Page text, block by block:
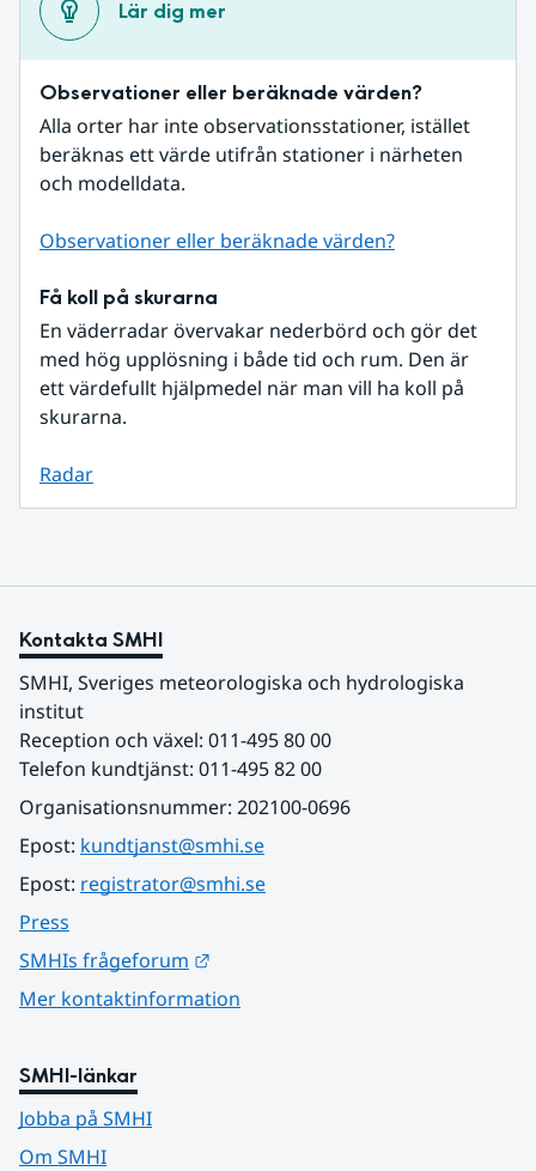
Lär dig mer
Observationer eller beräknade värden?
Alla orter har inte observationsstationer, istället
beräknas ett värde utifrån stationer i närheten
och modelldata.
Observationer eller beräknade värden?
Få koll på skurarna
En väderradar övervakar nederbörd och gör det
med hög upplösning i både tid och rum. Den är
ett värdefullt hjälpmedel när man vill ha koll på
skurarna.
Radar
Kontakta SMHI
SMHI, Sveriges meteorologiska och hydrologiska
institut
Reception och växel: 011-495 80 00
Telefon kundtjänst: 011-495 82 00
Organisationsnummer: 202100-0696
Epost: kundtjanst@smhi.se
Epost: registrator@smhi.se
Press
SMHIs frågeforum
Mer kontaktinformation
SMHI-länkar
Jobba på SMHI
Om SMHI